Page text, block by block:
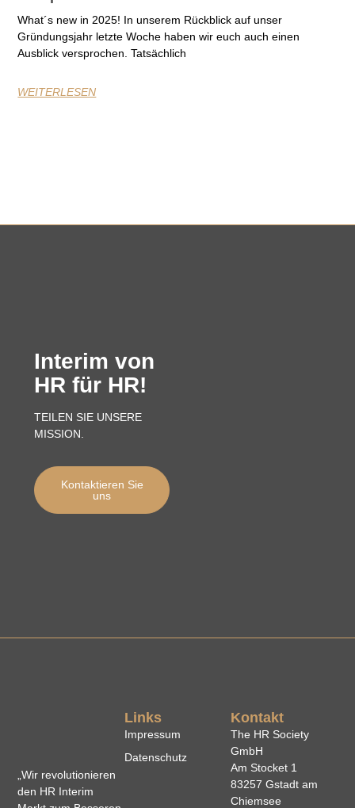
What´s new in 2025! In unserem Rückblick auf unser
Gründungsjahr letzte Woche haben wir euch auch einen
Ausblick versprochen. Tatsächlich
WEITERLESEN
Interim von
HR für HR!
TEILEN SIE UNSERE
MISSION.
Kontaktieren Sie
uns
„Wir revolutionieren
den HR Interim
Links
Impressum
Datenschutz
Kontakt
The HR Society
GmbH
Am Stocket 1
83257 Gstadt am
Chiemsee